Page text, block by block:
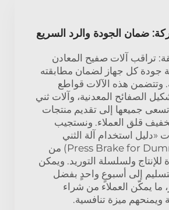
ضمان الجودة والرد السريع
تراقب آلات صفيح المعادن
جودة كل جهاز لضمان مطابقته
وتتضمن هذه الآلات قواطع
الصفائح المعدنية، وآلات ثني
تسعى جميعها إلى تقديم منتجات
قلق العملاء. ونستجيب
«دليل استخدام آلة الثني
اليدوية» (Press Brake for Dummies) من
للإنتاج ولسلسلة التوريد. ويمكن
إلى أسبوعٍ واحدٍ بفضل
ما يمكّن العملاء من شراء
ميزة تنافسية.